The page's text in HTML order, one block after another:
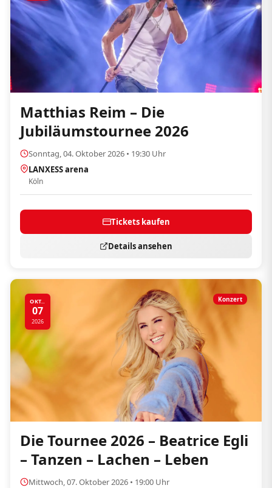
Matthias Reim – Die
Jubiläumstournee 2026
Sonntag, 04. Oktober 2026 • 19:30 Uhr
LANXESS arena
Köln
Tickets kaufen
Details ansehen
OKT..
07
2026
Konzert
Die Tournee 2026 – Beatrice Egli
– Tanzen – Lachen – Leben
Mittwoch, 07. Oktober 2026 • 19:00 Uhr